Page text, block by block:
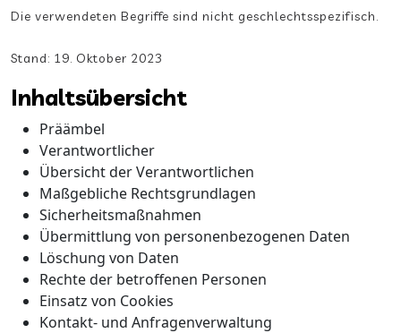
Die verwendeten Begriffe sind nicht geschlechtsspezifisch.
Stand: 19. Oktober 2023
Inhaltsübersicht
Präämbel
Verantwortlicher
Übersicht der Verantwortlichen
Maßgebliche Rechtsgrundlagen
Sicherheitsmaßnahmen
Übermittlung von personenbezogenen Daten
Löschung von Daten
Rechte der betroffenen Personen
Einsatz von Cookies
Kontakt- und Anfragenverwaltung